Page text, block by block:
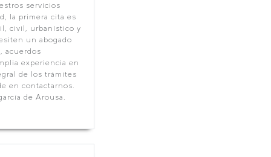
servicios
la primera cita es
civil, urbanístico y
un abogado
acuerdos
experiencia en
de los trámites
en contactarnos.
de Arousa.